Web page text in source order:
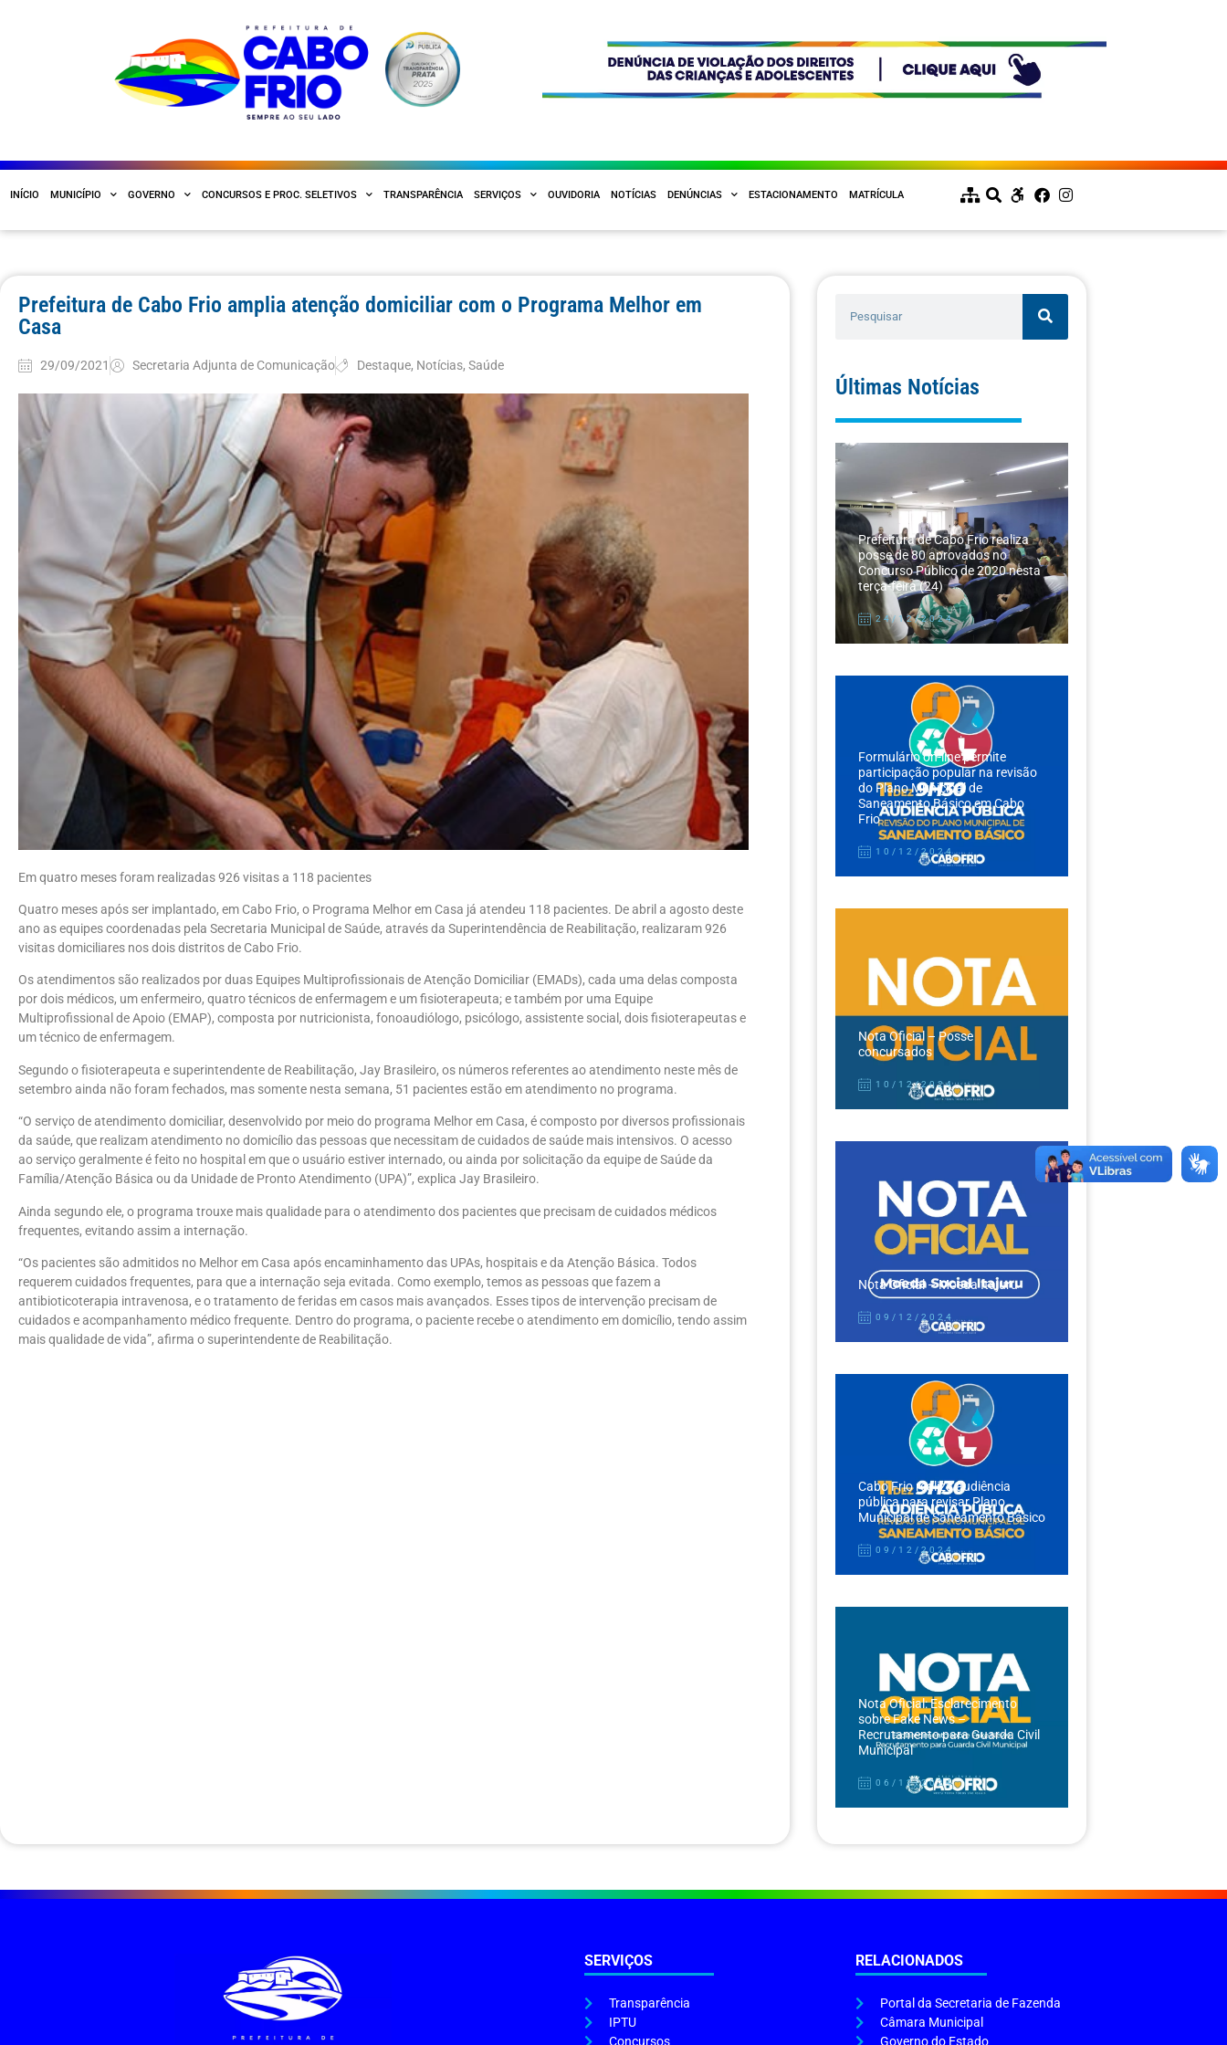
INÍCIO MUNICÍPIO GOVERNO CONCURSOS E PROC. SELETIVOS TRANSPARÊNCIA SERVIÇOS OUVIDORIA NOTÍCIAS DENÚNCIAS ESTACIONAMENTO MATRÍCULA
Prefeitura de Cabo Frio amplia atenção domiciliar com o Programa Melhor em
Casa
29/09/2021 Secretaria Adjunta de Comunicação Destaque, Notícias,Saúde
Em quatro meses foram realizadas 926 visitas a 118 pacientes
Quatro meses após ser implantado, em Cabo Frio, o Programa Melhor em Casa já atendeu 118 pacientes. De abril a agosto deste
ano as equipes coordenadas pela Secretaria Municipal de Saúde, através da Superintendência de Reabilitação, realizaram 926
visitas domiciliares nos dois distritos de Cabo Frio.
Os atendimentos são realizados por duas Equipes Multiprofissionais de Atenção Domiciliar (EMADs), cada uma delas composta
por dois médicos, um enfermeiro, quatro técnicos de enfermagem e um fisioterapeuta; e também por uma Equipe
Multiprofissional de Apoio (EMAP), composta por nutricionista, fonoaudiólogo, psicólogo, assistente social, dois fisioterapeutas e
um técnico de enfermagem.
Segundo o fisioterapeuta e superintendente de Reabilitação, Jay Brasileiro, os números referentes ao atendimento neste mês de
setembro ainda não foram fechados, mas somente nesta semana, 51 pacientes estão em atendimento no programa.
“O serviço de atendimento domiciliar, desenvolvido por meio do programa Melhor em Casa, é composto por diversos profissionais
da saúde, que realizam atendimento no domicílio das pessoas que necessitam de cuidados de saúde mais intensivos. O acesso
ao serviço geralmente é feito no hospital em que o usuário estiver internado, ou ainda por solicitação da equipe de Saúde da
Família/Atenção Básica ou da Unidade de Pronto Atendimento (UPA)”, explica Jay Brasileiro.
Ainda segundo ele, o programa trouxe mais qualidade para o atendimento dos pacientes que precisam de cuidados médicos
frequentes, evitando assim a internação.
“Os pacientes são admitidos no Melhor em Casa após encaminhamento das UPAs, hospitais e da Atenção Básica. Todos
requerem cuidados frequentes, para que a internação seja evitada. Como exemplo, temos as pessoas que fazem a
antibioticoterapia intravenosa, e o tratamento de feridas em casos mais avançados. Esses tipos de intervenção precisam de
cuidados e acompanhamento médico frequente. Dentro do programa, o paciente recebe o atendimento em domicílio, tendo assim
mais qualidade de vida”, afirma o superintendente de Reabilitação.
Últimas Notícias
Prefeitura de Cabo Frio realiza
posse de 80 aprovados no
Concurso Público de 2020 nesta
terça-feira (24)
24/12/2024
Formulário on-line permite
participação popular na revisão
do Plano Municipal de
Saneamento Básico em Cabo
Frio
10/12/2024
Nota Oficial – Posse
concursados
10/12/2024
Nota Oficial – Moeda Itajuru
09/12/2024
Cabo Frio realiza audiência
pública para revisar Plano
Municipal de Saneamento Básico
09/12/2024
Nota Oficial: Esclarecimento
sobre Fake News –
Recrutamento para Guarda Civil
Municipal
06/12/2024
SERVIÇOS
Transparência
IPTU
Concursos
RELACIONADOS
Portal da Secretaria de Fazenda
Câmara Municipal
Governo do Estado